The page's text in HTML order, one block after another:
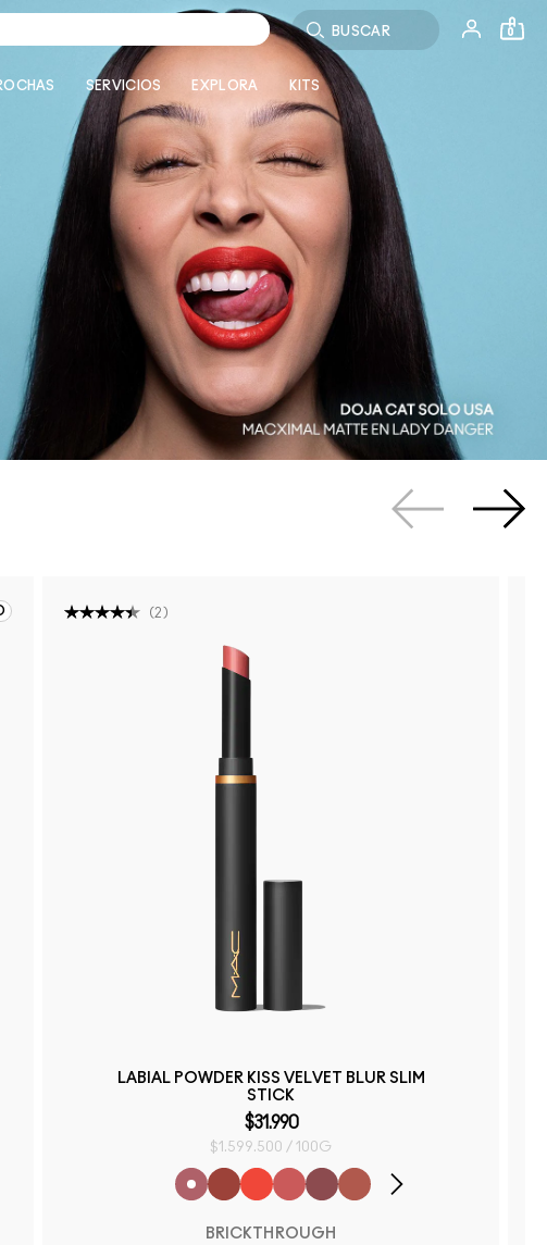
Buscar
0
SERVICIOS EXPLORA KITS
( 2 )
LABIAL POWDER KISS VELVET BLUR SLIM
STICK
$31.990
$1.599.500 / 100G
BRICKTHROUGH